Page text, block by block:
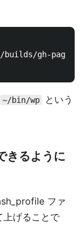
gh-
~/bin/wp
という
きるように
ファ
げることで